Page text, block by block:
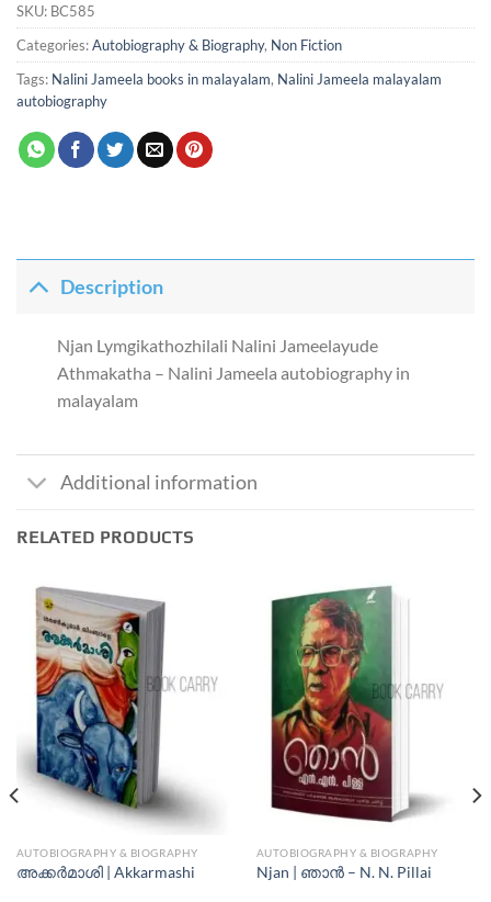
SKU: BC585
Categories:Autobiography & Biography, Non Fiction
Tags: Nalini Jameela books in malayalam, Nalini Jameela malayalam
autobiography
Description
Njan Lymgikathozhilali Nalini Jameelayude
Athmakatha – Nalini Jameela autobiography in
malayalam
Additional information
RELATED PRODUCTS
AUTOBIOGRAPHY & BIOGRAPHY
അക്കർമാശി | Akkarmashi
AUTOBIOGRAPHY & BIOGRAPHY
Njan | ഞാന്‍ – N. N. Pillai